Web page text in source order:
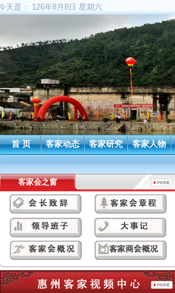
天是： 126年8月8日 星期六
首 页 客家动态 客家研究 客家人物
客家会之窗